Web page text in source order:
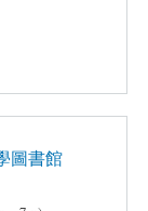
圖書館